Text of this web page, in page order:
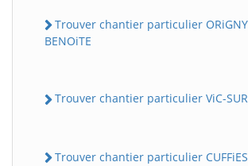
Trouver chantier particulier
BENOiTE
Trouver chantier particulier ViC-
Trouver chantier particulier CUFFiES